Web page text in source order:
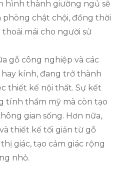
hình thành giường ngủ sẽ
phòng chật chội, đồng thời
mái cho người sử
gỗ công nghiệp và các
kính, đang trở thành
thiết kế nội thất. Sự kết
tính thẩm mỹ mà còn tạo
gian sống. Hơn nữa,
thiết kế tối giản từ gỗ
giác, tạo cảm giác rộng
nhỏ.